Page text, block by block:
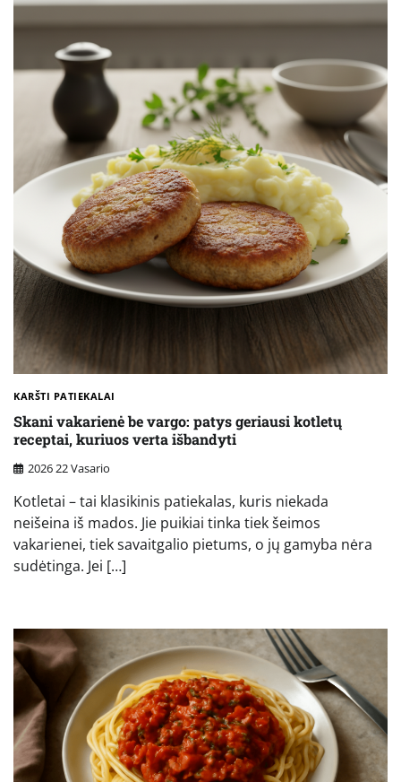
KARŠTI PATIEKALAI
Skani vakarienė be vargo: patys geriausi kotletų
receptai, kuriuos verta išbandyti
2026 22 Vasario
Kotletai – tai klasikinis patiekalas, kuris niekada
neišeina iš mados. Jie puikiai tinka tiek šeimos
vakarienei, tiek savaitgalio pietums, o jų gamyba nėra
sudėtinga. Jei […]